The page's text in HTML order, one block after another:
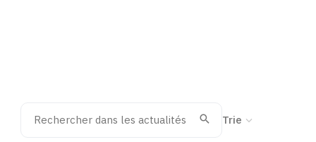
Recherche
ValiderTrier la recherche